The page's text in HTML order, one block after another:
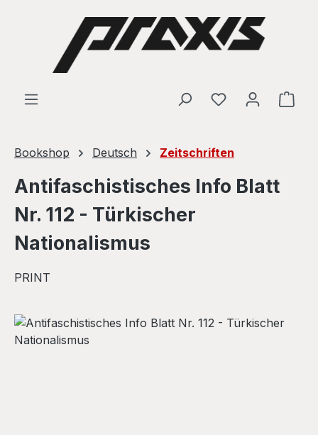
Skip to main content
Bookshop Deutsch Zeitschriften
Antifaschistisches Info Blatt
Nr. 112 - Türkischer
Nationalismus
PRINT
Skip image gallery